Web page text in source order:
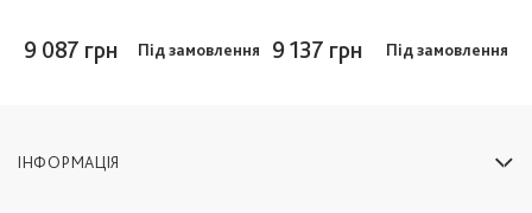
9 087 грн Під замовлення 9 137 грн Під замовлення
ІНФОРМАЦІЯ